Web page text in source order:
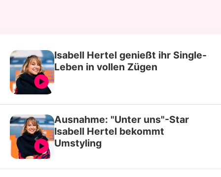
Isabell Hertel genießt ihr Single-
Leben in vollen Zügen
Ausnahme: "Unter uns"-Star
Isabell Hertel bekommt
Umstyling